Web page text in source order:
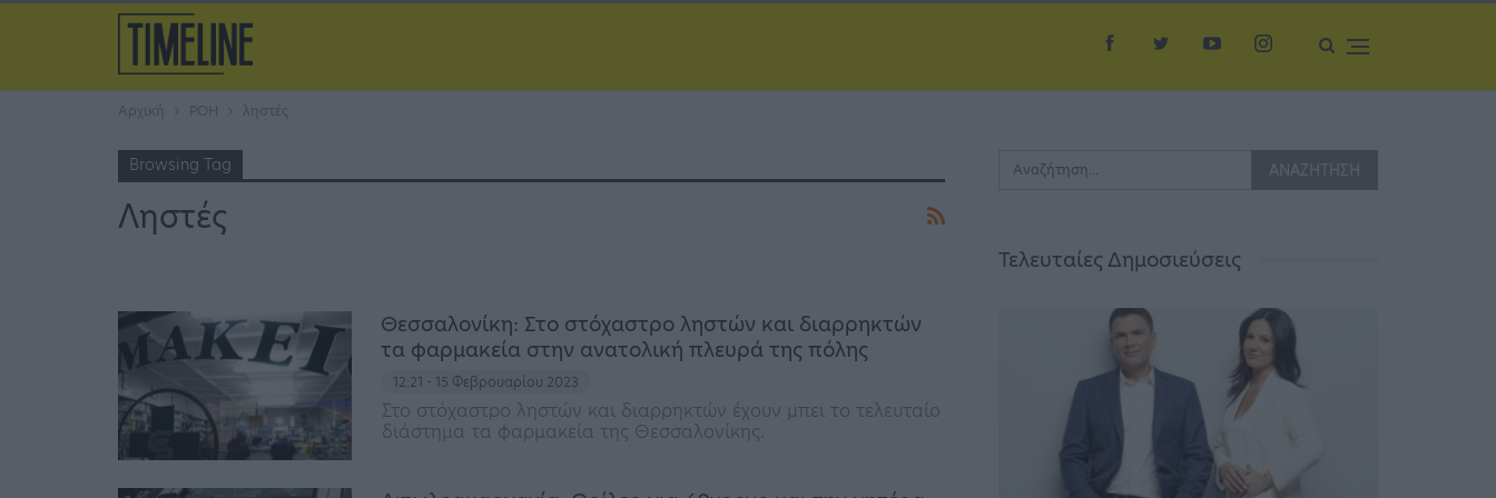
Αρχική ΡΟΗ ληστές
Browsing Tag
Ληστές
Θεσσαλονίκη: Στο στόχαστρο ληστών και διαρρηκτών
τα φαρμακεία στην ανατολική πλευρά της πόλης
12:21 - 15 Φεβρουαρίου 2023
Στο στόχαστρο ληστών και διαρρηκτών έχουν μπει το τελευταίο
διάστημα τα φαρμακεία της Θεσσαλονίκης.
Τελευταίες Δημοσιεύσεις